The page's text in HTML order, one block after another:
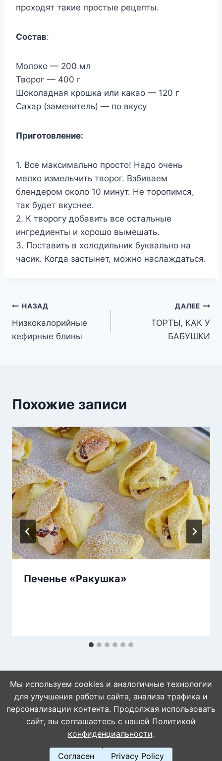
проходят такие простые рецепты.
Состав:
Молоко — 200 мл
Творог — 400 г
Шоколадная крошка или какао — 120 г
Сахар (заменитель) — по вкусу
Приготовление:
1. Все максимально просто! Надо очень
мелко измельчить творог. Взбиваем
блендером около 10 минут. Не торопимся,
так будет вкуснее.
2. К творогу добавить все остальные
ингредиенты и хорошо вымешать.
3. Поставить в холодильник буквально на
часик. Когда застынет, можно наслаждаться.
Навигация
по
НАЗАД
Низкокалорийные
кефирные блины
ДАЛЕЕ
ТОРТЫ, КАК У
БАБУШКИ
Похожие записи
Печенье «Ракушка»
© 2026 WebVinegret
Мы используем cookies и аналогичные технологии
для улучшения работы сайта, анализа трафика и
персонализации контента. Продолжая использовать
сайт, вы соглашаетесь с нашей Политикой
конфиденциальности.
Согласен Privacy Policy